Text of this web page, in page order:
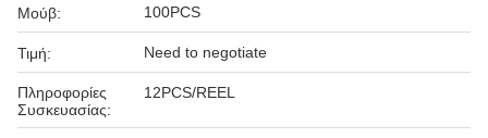
Μούβ: 100PCS
Τιμή: Need to negotiate
Πληροφορίες
Συσκευασίας:
12PCS/REEL